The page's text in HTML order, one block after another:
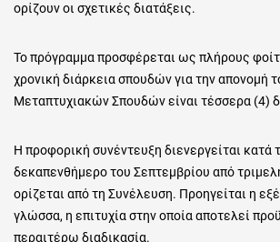
ορίζουν οι σχετικές διατάξεις.
Το πρόγραμμα προσφέρεται ως πλήρους
χρονική διάρκεια σπουδών για την απονομή
Μεταπτυχιακών Σπουδών είναι τέσσερα (4)
Η προφορική συνέντευξη διενεργείται κατά
δεκαπενθήμερο του Σεπτεμβρίου από
ορίζεται από τη Συνέλευση. Προηγείται η
γλώσσα, η επιτυχία στην οποία αποτελεί
περαιτέρω διαδικασία.